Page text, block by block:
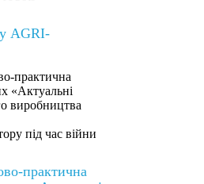
AGRI-
практична